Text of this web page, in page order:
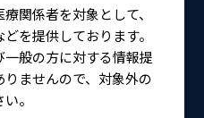
関係者を対象として、
を提供しております。
般の方に対する情報提
ませんので、対象外の
。
訂正、削除を求められた
を遵守するとともに、調
。
体制を確立するととも